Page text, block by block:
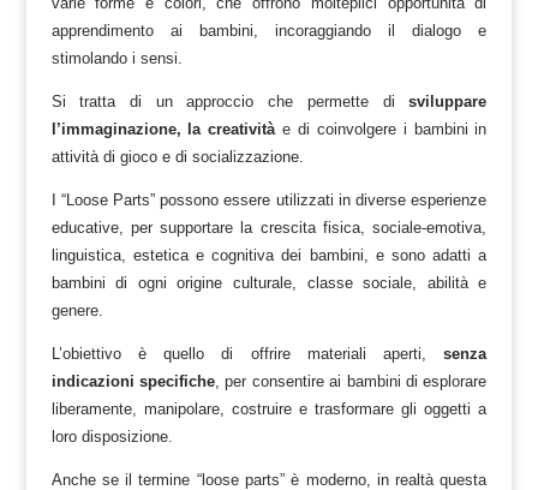
apprendimento ai bambini, incoraggiando il dialogo e
stimolando i sensi.
Si tratta di un approccio che permette disviluppare
l’immaginazione, la creativitàe di coinvolgere i bambini in
attività di gioco e di socializzazione.
I “Loose Parts” possono essere utilizzati in diverse esperienze
educative, per supportare la crescita fisica, sociale-emotiva,
linguistica, estetica e cognitiva dei bambini, e sono adatti a
bambini di ogni origine culturale, classe sociale, abilità e
genere.
L’obiettivo è quello di offrire materiali aperti,senza
indicazioni specifiche, per consentire ai bambini di esplorare
liberamente, manipolare, costruire e trasformare gli oggetti a
loro disposizione.
Anche se il termine “loose parts” è moderno, in realtà questa